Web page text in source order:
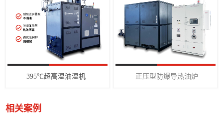
395℃超高温油温机 正压型防爆导热油炉
相关案例